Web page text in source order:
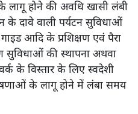
लागू होने की अवधि खासी लंबी
के दावे वाली पर्यटन सुविधाओं
आदि के प्रशिक्षण एवं पैरा
सुविधाओं की स्थापना अथवा
के विस्तार के लिए स्वदेशी
के लागू होने में लंबा समय